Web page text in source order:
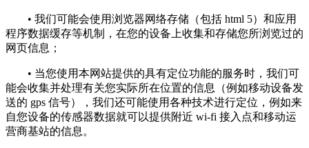
• 我们可能会使用浏览器网络存储（包括 html 5）和应用
程序数据缓存等机制，在您的设备上收集和存储您所浏览过的
网页信息；
• 当您使用本网站提供的具有定位功能的服务时，我们可
能会收集并处理有关您实际所在位置的信息（例如移动设备发
送的 gps 信号），我们还可能使用各种技术进行定位，例如来
自您设备的传感器数据就可以提供附近 wi-fi 接入点和移动运
营商基站的信息。